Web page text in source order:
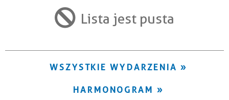
Trwające w zakresie Lista jest pusta
WSZYSTKIE WYDARZENIA
HARMONOGRAM